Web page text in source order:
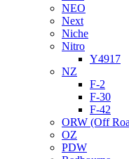
NEO
Next
Niche
Nitro
Y4917
NZ
F-2
F-30
F-42
ORW (Off
OZ
PDW